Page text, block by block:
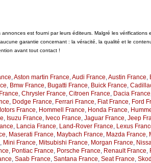
est fourni par leurs éditeurs. Malgré les vérifications
garantie concernant : la véracité, la qualité et le
avant tout contact !
,Aston martin France,Audi France,Austin France,
, Bmw France, Bugatti France, Buick France,
, Chrysler France, Citroen France, Dacia France
, Dodge France, Ferrari France, Fiat France, Ford
France, Hommell France, Honda France,
, Isuzu France, Iveco France, Jaguar France, Jeep
, Lancia France, Land-Rover France, Lexus
, Maserati France, Maybach France, Mazda France,
, Mini France, Mitsubishi France, Morgan France,
, Pontiac France, Porsche France, Renault France,
, Saab France, Santana France, Seat France,